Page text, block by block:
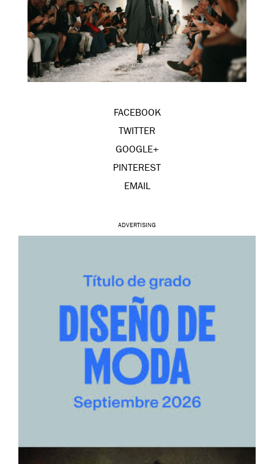
FACEBOOK
TWITTER
GOOGLE+
PINTEREST
EMAIL
ADVERTISING